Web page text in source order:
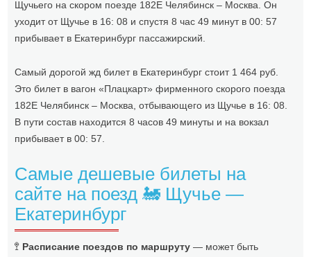
Щучьего на скором поезде 182Е Челябинск – Москва. Он
уходит от Щучье в 16: 08 и спустя 8 час 49 минут в 00: 57
прибывает в Екатеринбург пассажирский.
Самый дорогой жд билет в Екатеринбург стоит 1 464 руб.
Это билет в вагон «Плацкарт» фирменного скорого поезда
182Е Челябинск – Москва, отбывающего из Щучье в 16: 08.
В пути состав находится 8 часов 49 минуты и на вокзал
прибывает в 00: 57.
Самые дешевые билеты на
сайте на поезд 🚂 Щучье —
Екатеринбург
🚏 Расписание поездов по маршруту — может быть